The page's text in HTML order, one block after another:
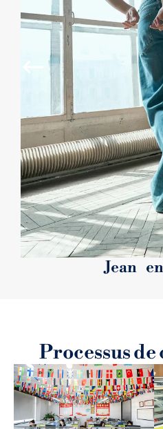
Jean
Processus